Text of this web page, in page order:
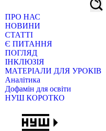
ПРО НАС
НОВИНИ
СТАТТІ
Є ПИТАННЯ
ПОГЛЯД
ІНКЛЮЗІЯ
МАТЕРІАЛИ ДЛЯ УРОКІВ
Аналітика
Дофамін для освіти
НУШ КОРОТКО